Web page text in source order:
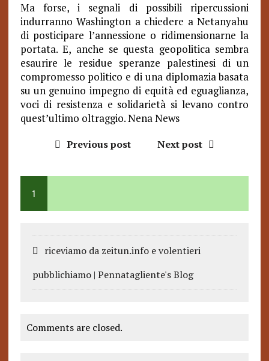
Ma forse, i segnali di possibili ripercussioni
indurranno Washington a chiedere a Netanyahu
di posticipare l’annessione o ridimensionarne la
portata. E, anche se questa geopolitica sembra
esaurire le residue speranze palestinesi di un
compromesso politico e di una diplomazia basata
su un genuino impegno di equità ed eguaglianza,
voci di resistenza e solidarietà si levano contro
quest’ultimo oltraggio. Nena News
Previous post Next post
1
riceviamo da zeitun.info e volentieri
pubblichiamo | Pennatagliente's Blog
Comments are closed.